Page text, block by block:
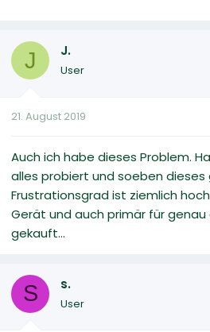
J J.
User
21. August 2019
Auch ich habe dieses Problem.
alles probiert und soeben dieses
Frustrationsgrad ist ziemlich
Gerät und auch primär für genau
gekauft...
S s.
User